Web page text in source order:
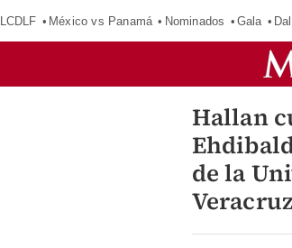
LCDLF México vs Panamá Nominados Gala
Hallan
de la